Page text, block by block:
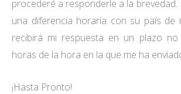
procederé a responderle a la brevedad.
una diferencia horaria con su país de
recibirá mi respuesta en un plazo
horas de la hora en la que me ha
¡Hasta Pronto!